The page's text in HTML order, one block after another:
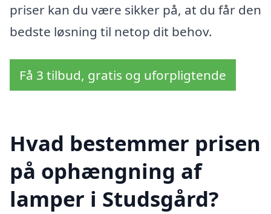
priser kan du være sikker på, at du får den
bedste løsning til netop dit behov.
Få 3 tilbud, gratis og uforpligtende
Hvad bestemmer prisen
på ophængning af
lamper i Studsgård?